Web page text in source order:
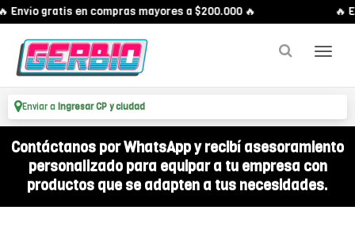
Envío gratis en compras mayores a $200.000 🔥 🔥
Enviar a Ingresar CP y ciudad
Contáctanos por WhatsApp y recibí asesoramiento
personalizado para equipar a tu empresa con
productos que se adapten a tus necesidades.